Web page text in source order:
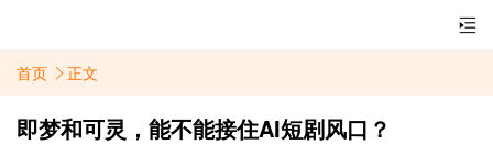
首页 正文
即梦和可灵，能不能接住AI短剧风口？